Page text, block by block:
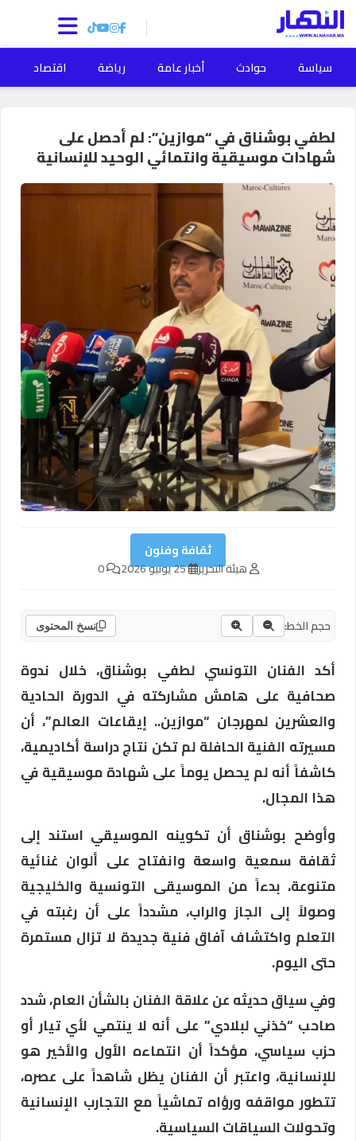
سياسة حوادث أخبار عامة رياضة اقتصاد
لطفي بوشناق في “موازين”: لم أحصل على
شهادات موسيقية وانتمائي الوحيد للإنسانية
ثقافة وفنون
هيئة التحرير 25 يونيو 2026 0
حجم الخط: نسخ المحتوى
أكد الفنان التونسي لطفي بوشناق، خلال ندوة
صحافية على هامش مشاركته في الدورة الحادية
والعشرين لمهرجان “موازين.. إيقاعات العالم”، أن
مسيرته الفنية الحافلة لم تكن نتاج دراسة أكاديمية،
كاشفاً أنه لم يحصل يوماً على شهادة موسيقية في
هذا المجال.
وأوضح بوشناق أن تكوينه الموسيقي استند إلى
ثقافة سمعية واسعة وانفتاح على ألوان غنائية
متنوعة، بدءاً من الموسيقى التونسية والخليجية
وصولاً إلى الجاز والراب، مشدداً على أن رغبته في
التعلم واكتشاف آفاق فنية جديدة لا تزال مستمرة
حتى اليوم.
وفي سياق حديثه عن علاقة الفنان بالشأن العام، شدد
صاحب “خذني لبلادي” على أنه لا ينتمي لأي تيار أو
حزب سياسي، مؤكداً أن انتماءه الأول والأخير هو
للإنسانية، واعتبر أن الفنان يظل شاهداً على عصره،
تتطور مواقفه ورؤاه تماشياً مع التجارب الإنسانية
وتحولات السياقات السياسية.